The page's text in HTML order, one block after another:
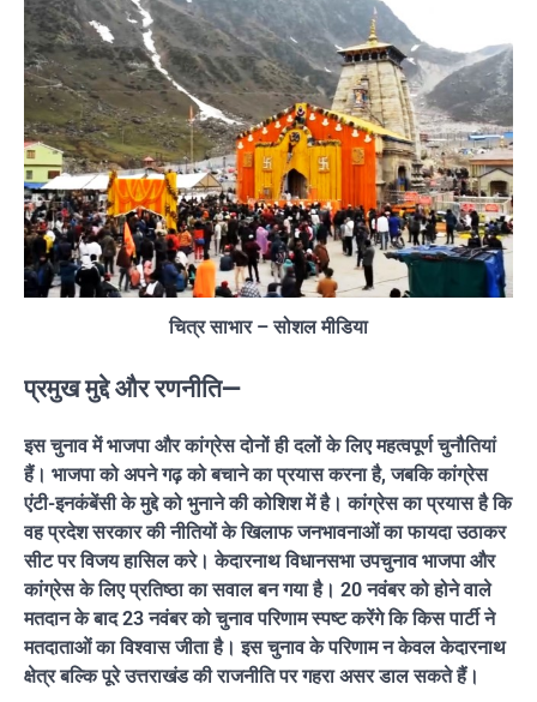
चित्र साभार – सोशल मीडिया
प्रमुख मुद्दे और रणनीति—
इस चुनाव में भाजपा और कांग्रेस दोनों ही दलों के लिए महत्वपूर्ण चुनौतियां
हैं। भाजपा को अपने गढ़ को बचाने का प्रयास करना है, जबकि कांग्रेस
एंटी-इनकंबेंसी के मुद्दे को भुनाने की कोशिश में है। कांग्रेस का प्रयास है कि
वह प्रदेश सरकार की नीतियों के खिलाफ जनभावनाओं का फायदा उठाकर
सीट पर विजय हासिल करे। केदारनाथ विधानसभा उपचुनाव भाजपा और
कांग्रेस के लिए प्रतिष्ठा का सवाल बन गया है। 20 नवंबर को होने वाले
मतदान के बाद 23 नवंबर को चुनाव परिणाम स्पष्ट करेंगे कि किस पार्टी ने
मतदाताओं का विश्वास जीता है। इस चुनाव के परिणाम न केवल केदारनाथ
क्षेत्र बल्कि पूरे उत्तराखंड की राजनीति पर गहरा असर डाल सकते हैं।